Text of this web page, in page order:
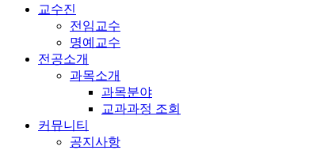
교수진
전임교수
명예교수
전공소개
과목소개
과목분야
교과과정 조회
커뮤니티
공지사항